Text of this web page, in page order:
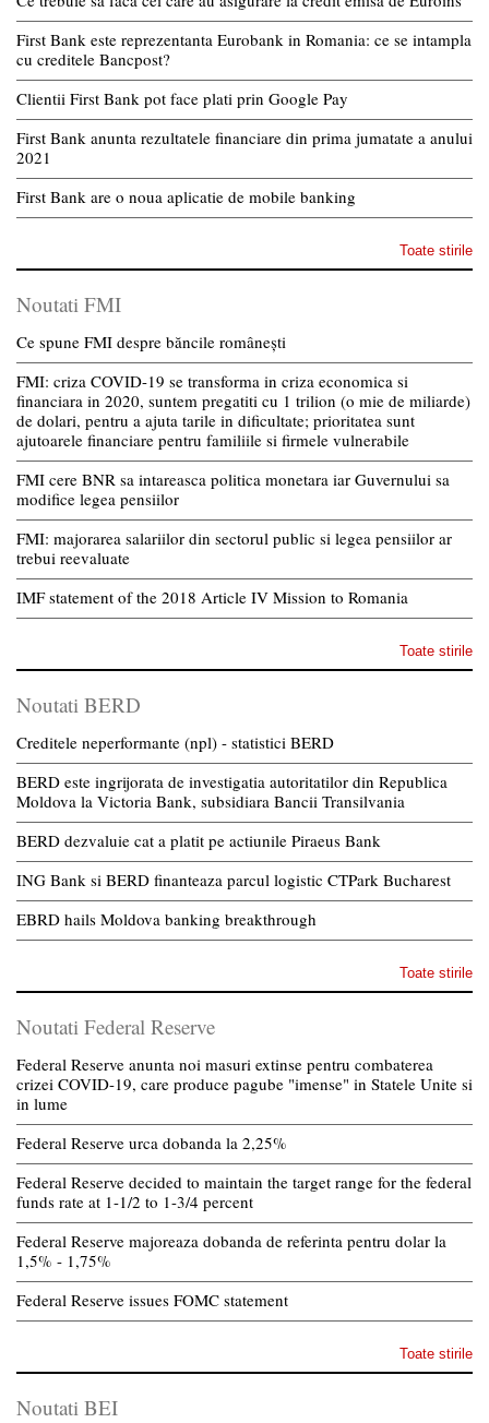
First Bank este reprezentanta Eurobank in Romania: ce se intampla
cu creditele Bancpost?
Clientii First Bank pot face plati prin Google Pay
First Bank anunta rezultatele financiare din prima jumatate a anului
2021
First Bank are o noua aplicatie de mobile banking
Toate stirile
Noutati FMI
Ce spune FMI despre băncile românești
FMI: criza COVID-19 se transforma in criza economica si
financiara in 2020, suntem pregatiti cu 1 trilion (o mie de miliarde)
de dolari, pentru a ajuta tarile in dificultate; prioritatea sunt
ajutoarele financiare pentru familiile si firmele vulnerabile
FMI cere BNR sa intareasca politica monetara iar Guvernului sa
modifice legea pensiilor
FMI: majorarea salariilor din sectorul public si legea pensiilor ar
trebui reevaluate
IMF statement of the 2018 Article IV Mission to Romania
Toate stirile
Noutati BERD
Creditele neperformante (npl) - statistici BERD
BERD este ingrijorata de investigatia autoritatilor din Republica
Moldova la Victoria Bank, subsidiara Bancii Transilvania
BERD dezvaluie cat a platit pe actiunile Piraeus Bank
ING Bank si BERD finanteaza parcul logistic CTPark Bucharest
EBRD hails Moldova banking breakthrough
Toate stirile
Noutati Federal Reserve
Federal Reserve anunta noi masuri extinse pentru combaterea
crizei COVID-19, care produce pagube "imense" in Statele Unite si
in lume
Federal Reserve urca dobanda la 2,25%
Federal Reserve decided to maintain the target range for the federal
funds rate at 1-1/2 to 1-3/4 percent
Federal Reserve majoreaza dobanda de referinta pentru dolar la
1,5% - 1,75%
Federal Reserve issues FOMC statement
Toate stirile
Noutati BEI